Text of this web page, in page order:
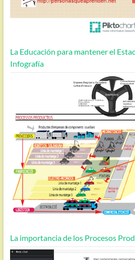
La Educación para mantener el
Infografía
La importancia de los Procesos